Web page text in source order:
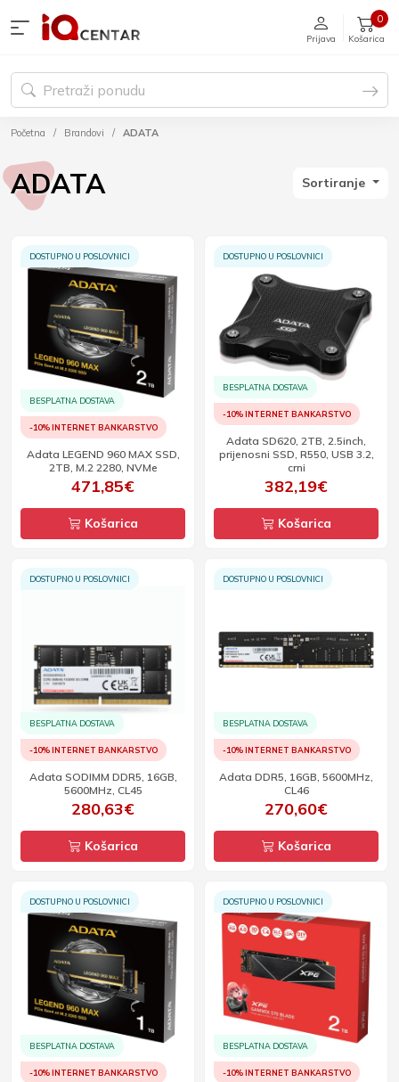
Prijava Košarica
0
Početna Brandovi ADATA
ADATA Sortiranje
DOSTUPNO U POSLOVNICI
BESPLATNA DOSTAVA
-10% INTERNET BANKARSTVO
Adata LEGEND 960 MAX SSD,
2TB, M.2 2280, NVMe
471,85€
Košarica
DOSTUPNO U POSLOVNICI
BESPLATNA DOSTAVA
-10% INTERNET BANKARSTVO
Adata SD620, 2TB, 2.5inch,
prijenosni SSD, R550, USB 3.2,
crni
382,19€
Košarica
DOSTUPNO U POSLOVNICI
BESPLATNA DOSTAVA
-10% INTERNET BANKARSTVO
Adata SODIMM DDR5, 16GB,
5600MHz, CL45
280,63€
Košarica
DOSTUPNO U POSLOVNICI
BESPLATNA DOSTAVA
-10% INTERNET BANKARSTVO
Adata DDR5, 16GB, 5600MHz,
CL46
270,60€
Košarica
DOSTUPNO U POSLOVNICI
BESPLATNA DOSTAVA
-10% INTERNET BANKARSTVO
DOSTUPNO U POSLOVNICI
BESPLATNA DOSTAVA
-10% INTERNET BANKARSTVO